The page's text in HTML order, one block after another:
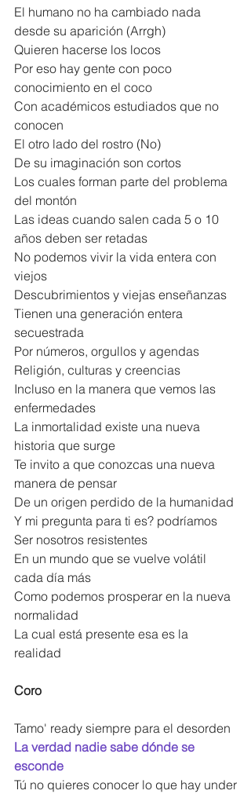
El humano no ha cambiado nada
desde su aparición (Arrgh)
Quieren hacerse los locos
Por eso hay gente con poco
conocimiento en el coco
Con académicos estudiados que no
conocen
El otro lado del rostro (No)
De su imaginación son cortos
Los cuales forman parte del problema
del montón
Las ideas cuando salen cada 5 o 10
años deben ser retadas
No podemos vivir la vida entera con
viejos
Descubrimientos y viejas enseñanzas
Tienen una generación entera
secuestrada
Por números, orgullos y agendas
Religión, culturas y creencias
Incluso en la manera que vemos las
enfermedades
La inmortalidad existe una nueva
historia que surge
Te invito a que conozcas una nueva
manera de pensar
De un origen perdido de la humanidad
Y mi pregunta para ti es? podríamos
Ser nosotros resistentes
En un mundo que se vuelve volátil
cada día más
Como podemos prosperar en la nueva
normalidad
La cual está presente esa es la
realidad
Coro
Tamo' ready siempre para el desorden
La verdad nadie sabe dónde se
esconde
Tú no quieres conocer lo que hay under